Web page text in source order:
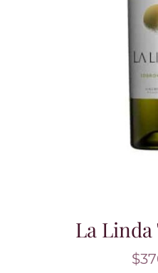
La
$